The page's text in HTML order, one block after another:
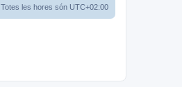
Totes les hores són UTC+02:00